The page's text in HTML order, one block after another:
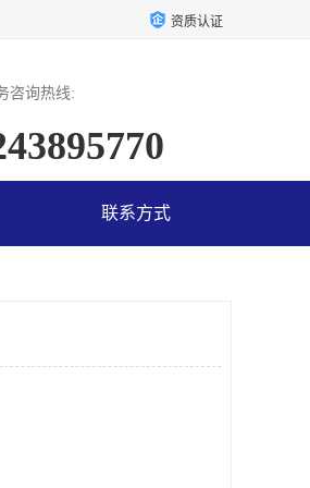
资质认证
咨询热线:
联系方式